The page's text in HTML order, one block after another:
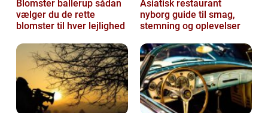
Blomster ballerup sådan
vælger du de rette
blomster til hver lejlighed
Asiatisk restaurant
nyborg guide til smag,
stemning og oplevelser